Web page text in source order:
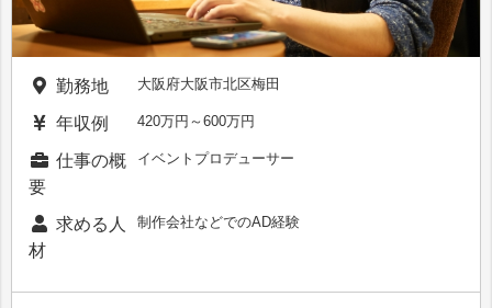
勤務地 大阪府大阪市北区梅田
年収例 420万円～600万円
仕事の概
要
イベントプロデューサー
求める人
材
制作会社などでのAD経験